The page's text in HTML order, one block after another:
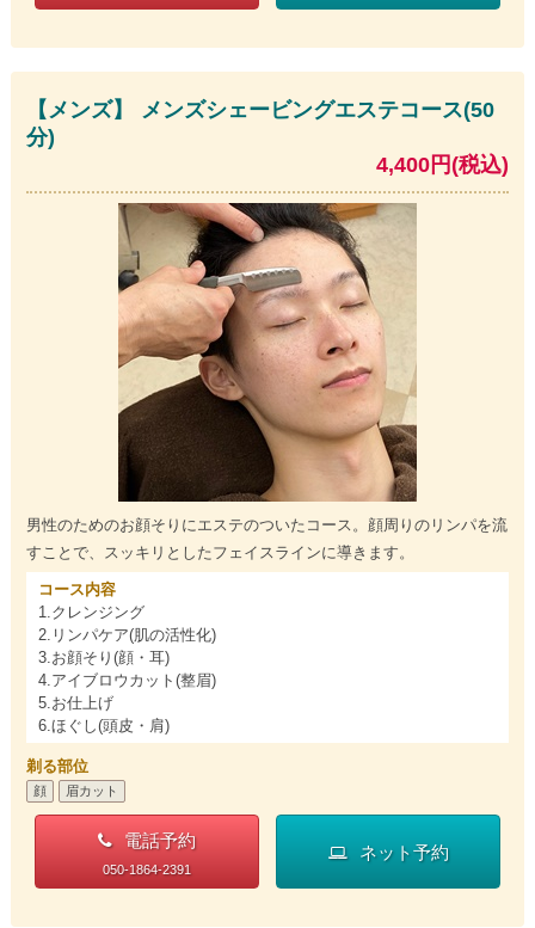
【メンズ】 メンズシェービングエステコース(50
分)
4,400円(税込)
男性のためのお顔そりにエステのついたコース。顔周りのリンパを流
すことで、スッキリとしたフェイスラインに導きます。
コース内容
1.クレンジング
2.リンパケア(肌の活性化)
3.お顔そり(顔・耳)
4.アイブロウカット(整眉)
5.お仕上げ
6.ほぐし(頭皮・肩)
剃る部位
顔 眉カット
電話予約
050-1864-2391
ネット予約